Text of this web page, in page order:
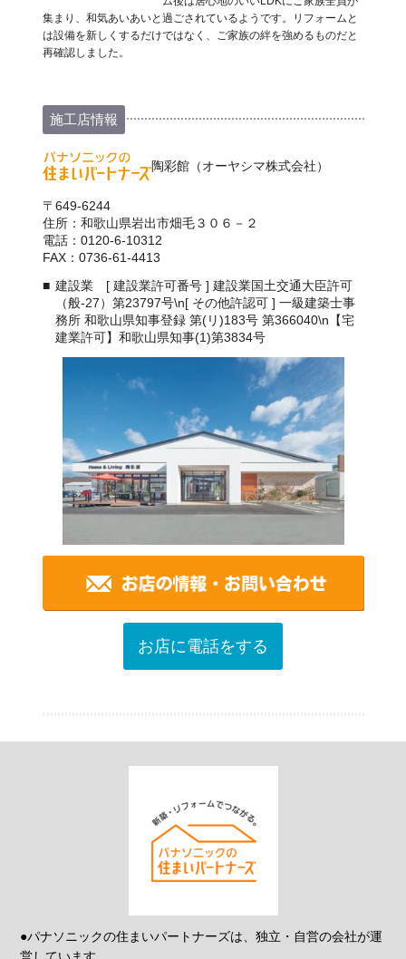
集まり、和気あいあいと過ごされているようです。リフォームと
は設備を新しくするだけではなく、ご家族の絆を強めるものだと
再確認しました。
施工店情報
陶彩館（オーヤシマ株式会社）
〒649-6244
住所：和歌山県岩出市畑毛３０６－２
電話：0120-6-10312
FAX：0736-61-4413
建設業 [ 建設業許可番号 ] 建設業国土交通大臣許可
（般-27）第23797号\n[ その他許認可 ] 一級建築士事
務所 和歌山県知事登録 第(リ)183号 第366040\n【宅
建業許可】和歌山県知事(1)第3834号
お店に電話をする
●パナソニックの住まいパートナーズは、独立・自営の会社が運
営しています。